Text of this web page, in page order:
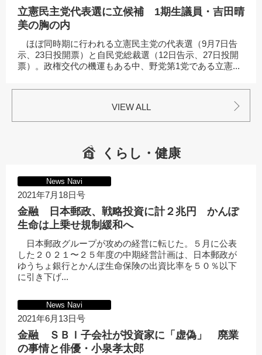
立憲民主党代表選に立候補 1期生議員・吉田晴
美の胸の内
ほぼ同時期に行われる立憲民主党の代表選（9月7日告
示、23日投開票）と自民党総裁選（12日告示、27日投開
票）。政権交代の機運もある中、野党第1党である立憲...
VIEW ALL
くらし・健康
News Navi
2021年7月18日号
金融 日本郵政、戦略投資に計２兆円 かんぽ
生命は上乗せ規制緩和へ
日本郵政グループが攻めの経営に転じた。５月に公表
した２０２１〜２５年度の中期経営計画は、日本郵政が
ゆうちょ銀行とかんぽ生命保険の出資比率を５０％以下
に引き下げ...
News Navi
2021年6月13日号
金融 ＳＢＩ子会社が投資家に「虚偽」 廃業
の事情と俳優・小泉孝太郎